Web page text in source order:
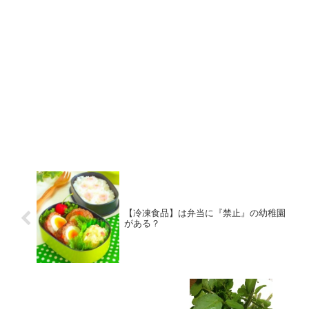
【冷凍食品】は弁当に『禁止』の幼稚園
がある？